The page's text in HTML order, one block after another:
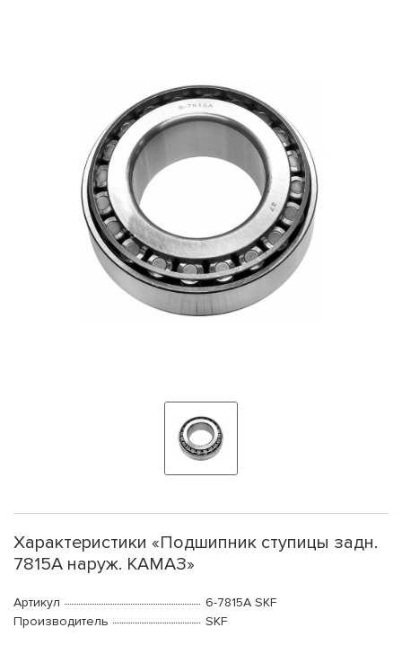
Характеристики «Подшипник ступицы задн.
7815А наруж. КАМАЗ»
Артикул
6-7815А SKF
Производитель
SKF